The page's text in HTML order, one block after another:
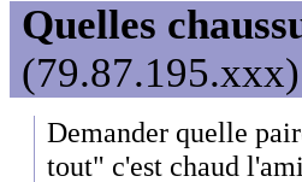
Quelles
Demander quelle
tout" c'est chaud